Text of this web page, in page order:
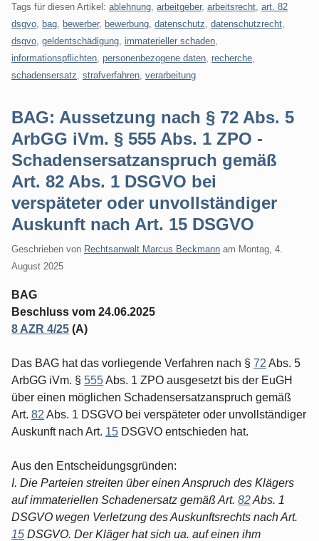
Tags für diesen Artikel: ablehnung arbeitgeber, arbeitsrecht art. 82
dsgvo
bag bewerber, bewerbung datenschutz datenschutzrecht
dsgvo geldentschädigung immaterieller schaden
informationspflichten personenbezogene daten recherche
schadensersatz strafverfahren verarbeitung
BAG: Aussetzung nach § 72 Abs. 5
ArbGG iVm. § 555 Abs. 1 ZPO -
Schadensersatzanspruch gemäß
Art. 82 Abs. 1 DSGVO bei
verspäteter oder unvollständiger
Auskunft nach Art. 15 DSGVO
Geschrieben von Rechtsanwalt Marcus Beckmann am Montag, 4.
August 2025
BAG
Beschluss vom 24.06.2025
8 AZR 4/25 (A)
Das BAG hat das vorliegende Verfahren nach § 72 Abs. 5
ArbGG iVm. § 555Abs. 1 ZPO ausgesetzt bis der EuGH
über einen möglichen Schadensersatzanspruch gemäß
Art. 82 Abs. 1 DSGVO bei verspäteter oder unvollständiger
Auskunft nach Art. 15 DSGVO entschieden hat.
Aus den Entscheidungsgründen:
I. Die Parteien streiten über einen Anspruch des Klägers
auf immateriellen Schadenersatz gemäß Art. 82Abs. 1
DSGVO wegen Verletzung des Auskunftsrechts nach Art.
15 DSGVO. Der Kläger hat sich ua. auf einen ihm